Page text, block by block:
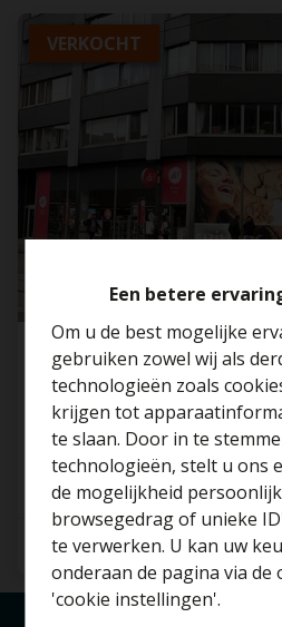
Een betere
Om u de best mogelijke
gebruiken zowel wij als
technologieën zoals
krijgen tot
te slaan. Door in te
technologieën, stelt u ons
de mogelijkheid
browsegedrag of unieke
te verwerken. U kan uw
onderaan de pagina via
'cookie instellingen'.
VERKOCHT
Ruim hoekpand met
koop
2060 Antwerpen
Benieuwd
waarde van
Gratis